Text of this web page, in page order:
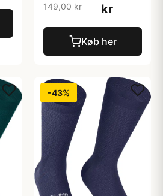
149,00 kr
kr
Køb her
-43%